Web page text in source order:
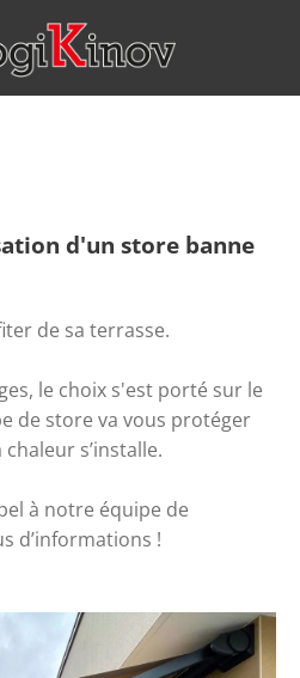
d'un store banne
de sa terrasse.
le choix s'est porté sur le
de store va vous protéger
s’installe.
à notre équipe de
d’informations !